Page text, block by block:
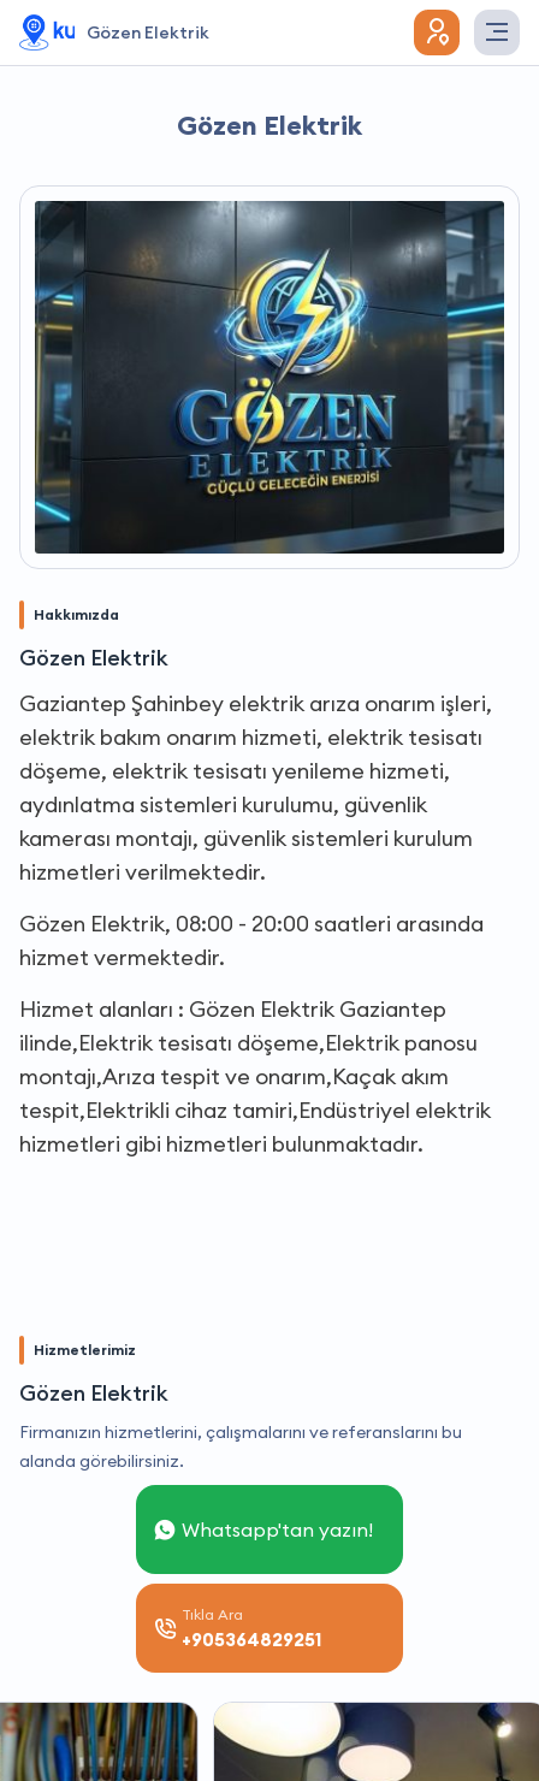
Gözen Elektrik
Gözen Elektrik
Hakkımızda
Gözen Elektrik
Gaziantep Şahinbey elektrik arıza onarım işleri,
elektrik bakım onarım hizmeti, elektrik tesisatı
döşeme, elektrik tesisatı yenileme hizmeti,
aydınlatma sistemleri kurulumu, güvenlik
kamerası montajı, güvenlik sistemleri kurulum
hizmetleri verilmektedir.
Gözen Elektrik, 08:00 - 20:00 saatleri arasında
hizmet vermektedir.
Hizmet alanları : Gözen Elektrik Gaziantep
ilinde,Elektrik tesisatı döşeme,Elektrik panosu
montajı,Arıza tespit ve onarım,Kaçak akım
tespit,Elektrikli cihaz tamiri,Endüstriyel elektrik
hizmetleri gibi hizmetleri bulunmaktadır.
Hizmetlerimiz
Gözen Elektrik
Firmanızın hizmetlerini, çalışmalarını ve referanslarını bu
alanda görebilirsiniz.
Whatsapp'tan yazın!
Tıkla Ara
+905364829251